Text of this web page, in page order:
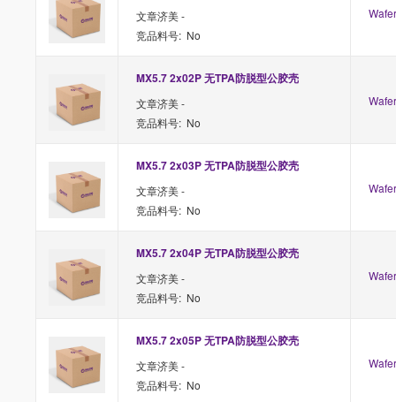
文章济美 -
竞品料号: No
MX5.7 2x02P 无TPA防脱型公胶壳
文章济美 -
竞品料号: No
MX5.7 2x03P 无TPA防脱型公胶壳
文章济美 -
竞品料号: No
MX5.7 2x04P 无TPA防脱型公胶壳
文章济美 -
竞品料号: No
MX5.7 2x05P 无TPA防脱型公胶壳
文章济美 -
竞品料号: No